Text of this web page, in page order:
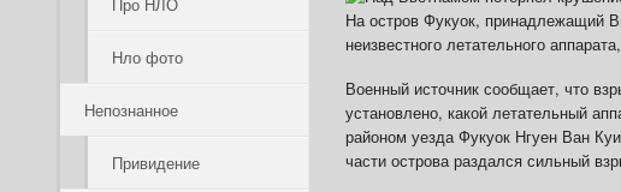
Про НЛО
Нло фото
Непознанное
Привидение
На остров Фукуок, принадлежащий
неизвестного летательного
Военный источник сообщает, что
установлено, какой летательный
районом уезда Фукуок Нгуен Ван
части острова раздался сильный